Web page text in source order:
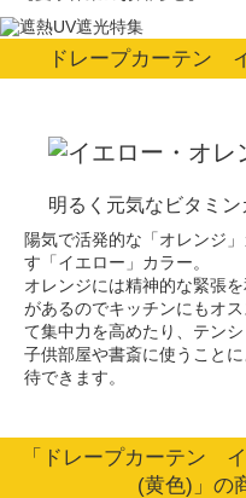
ドレープカーテン
明るく元気なビタミン
陽気で活発的な「オレンジ
す「イエロー」カラー。
オレンジには精神的な緊張
があるのでキッチンにもオス
て集中力を高めたり、テン
子供部屋や書斎に使うこと
待できます。
「ドレープカーテン
(黄色)」の